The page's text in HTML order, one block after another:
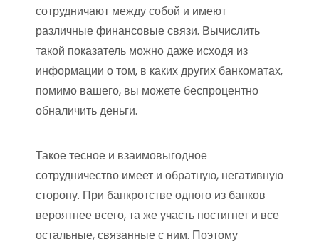
сотрудничают между собой и имеют
различные финансовые связи. Вычислить
такой показатель можно даже исходя из
информации о том, в каких других банкоматах,
помимо вашего, вы можете беспроцентно
обналичить деньги.
Такое тесное и взаимовыгодное
сотрудничество имеет и обратную, негативную
сторону. При банкротстве одного из банков
вероятнее всего, та же участь постигнет и все
остальные, связанные с ним. Поэтому